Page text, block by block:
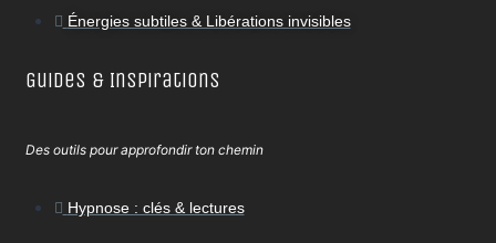
Énergies subtiles & Libérations invisibles
Guides & Inspirations
Des outils pour approfondir ton chemin
Hypnose : clés & lectures